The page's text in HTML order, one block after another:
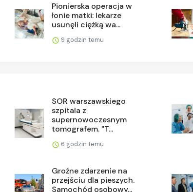
Pionierska operacja w
łonie matki: lekarze
usunęli ciężką wa...
9 godzin temu
SOR warszawskiego
szpitala z
supernowoczesnym
tomografem. "T...
6 godzin temu
Groźne zdarzenie na
przejściu dla pieszych.
Samochód osobowy...